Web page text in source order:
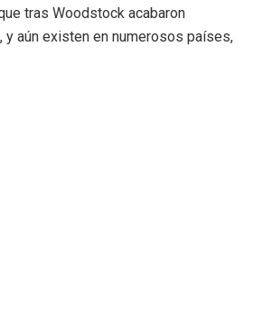
tras Woodstock acabaron
aún existen en numerosos países,